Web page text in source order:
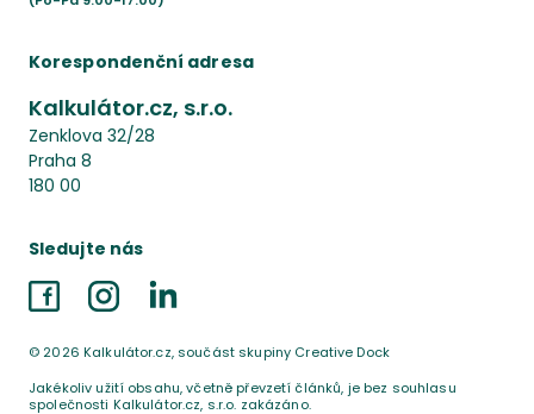
Korespondenční adresa
Kalkulátor.cz, s.r.o.
Zenklova 32/28
Praha 8
180 00
Sledujte nás
FacebookInstagramLinkedIn
© 2026 Kalkulátor.cz, součást skupiny Creative Dock
Jakékoliv užití obsahu, včetně převzetí článků, je bez souhlasu
společnosti Kalkulátor.cz, s.r.o. zakázáno.